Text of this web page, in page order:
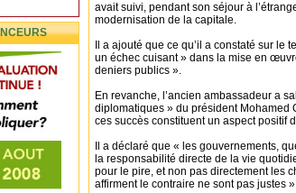
avait suivi, pendant son séjour à
modernisation de la capitale.
Il a ajouté que ce qu’il a constaté sur le
un échec cuisant » dans la mise en
deniers publics ».
En revanche, l’ancien ambassadeur a
diplomatiques » du président Mohamed
ces succès constituent un aspect positif
Il a déclaré que « les gouvernements,
la responsabilité directe de la vie
pour le pire, et non pas directement les
affirment le contraire ne sont pas justes